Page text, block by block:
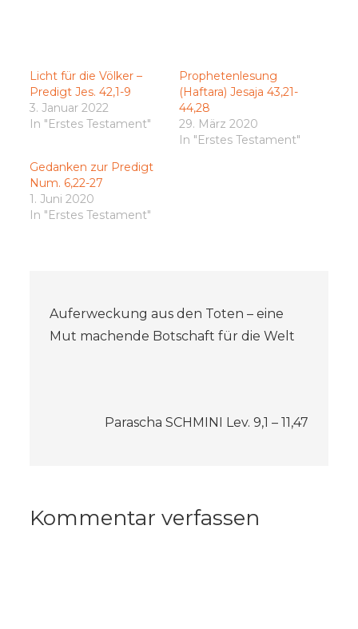
Licht für die Völker –
Predigt Jes. 42,1-9
3. Januar 2022
In "Erstes Testament"
Prophetenlesung
(Haftara) Jesaja 43,21-
44,28
29. März 2020
In "Erstes Testament"
Gedanken zur Predigt
Num. 6,22-27
1. Juni 2020
In "Erstes Testament"
Auferweckung aus den Toten – eine
Mut machende Botschaft für die Welt
Parascha SCHMINI Lev. 9,1 – 11,47
Kommentar verfassen